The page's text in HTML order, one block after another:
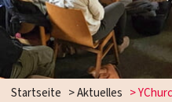
Startseite >Aktuelles >